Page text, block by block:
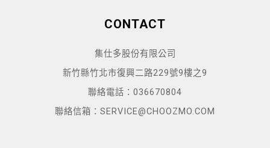
CONTACT
集仕多股份有限公司
新竹縣竹北市復興二路229號9樓之9
聯絡電話：036670804
聯絡信箱：SERVICE@CHOOZMO.COM